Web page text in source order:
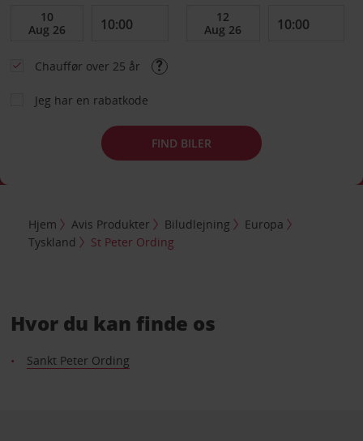
Chauffør over 25 år
Jeg har en rabatkode
FIND BILER
Hjem Avis Produkter Biludlejning
Europa
Tyskland
St Peter Ording
Hvor du kan finde os
Sankt Peter Ording